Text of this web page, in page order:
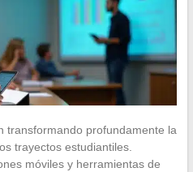
transformando profundamente la
trayectos estudiantiles.
móviles y herramientas de